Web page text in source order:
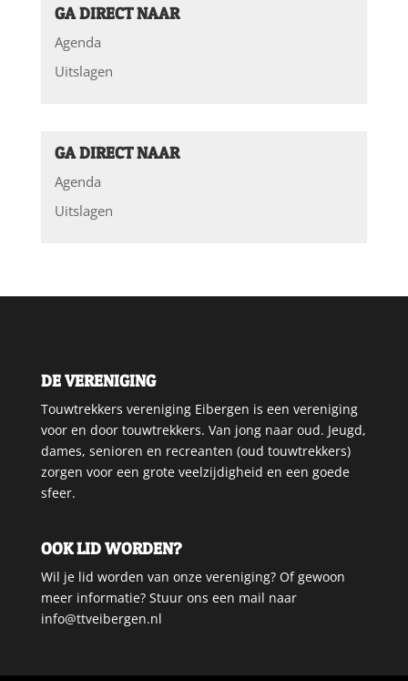
GA DIRECT NAAR
Agenda
Uitslagen
GA DIRECT NAAR
Agenda
Uitslagen
DE VERENIGING
Touwtrekkers vereniging Eibergen is een vereniging
voor en door touwtrekkers. Van jong naar oud. Jeugd,
dames, senioren en recreanten (oud touwtrekkers)
zorgen voor een grote veelzijdigheid en een goede
sfeer.
OOK LID WORDEN?
Wil je lid worden van onze vereniging? Of gewoon
meer informatie? Stuur ons een mail naar
info@ttveibergen.nl